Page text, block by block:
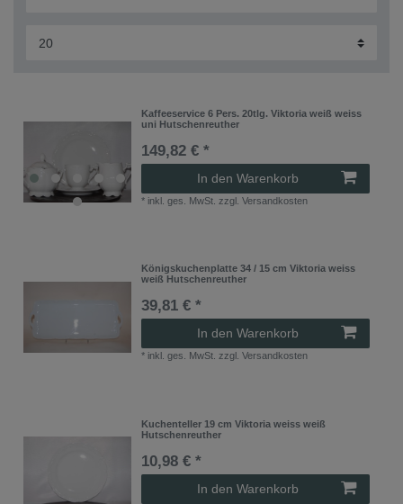
Kaffeeservice 6 Pers. 20tlg. Viktoria weiß weiss
uni Hutschenreuther
149,82 € *
In den Warenkorb
* inkl. ges. MwSt. zzgl.Versandkosten
Königskuchenplatte 34 / 15 cm Viktoria weiss
weiß Hutschenreuther
39,81 € *
In den Warenkorb
* inkl. ges. MwSt. zzgl.Versandkosten
Kuchenteller 19 cm Viktoria weiss weiß
Hutschenreuther
10,98 € *
In den Warenkorb